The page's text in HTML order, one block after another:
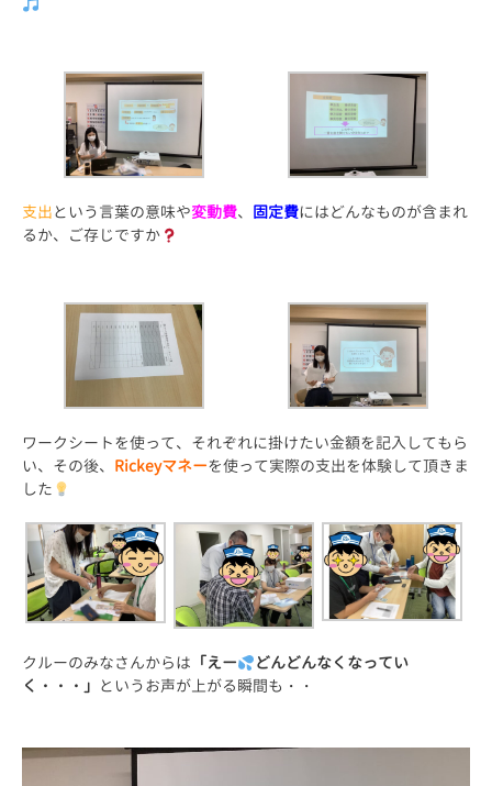
支出という言葉の意味や変動費、 固定費にはどんなものが含まれ
るか、ご存じですか
ワークシートを使って、それぞれに掛けたい金額を記入してもら
い、その後、 Rickeyマネーを使って実際の支出を体験して頂きま
した
クルーのみなさんからは 「えー
どんどんなくなってい
く・・・」 というお声が上がる瞬間も・・